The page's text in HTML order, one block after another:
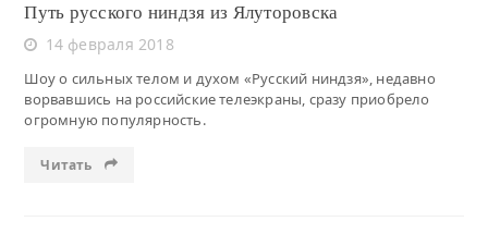
Путь русского ниндзя из Ялуторовска
14 февраля 2018
Шоу о сильных телом и духом «Русский ниндзя», недавно
ворвавшись на российские телеэкраны, сразу приобрело
огромную популярность.
Читать